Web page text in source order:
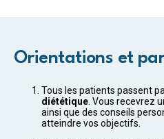
Orientations et
Tous les patients passent
diététique. Vous recevrez
ainsi que des conseils
atteindre vos objectifs.